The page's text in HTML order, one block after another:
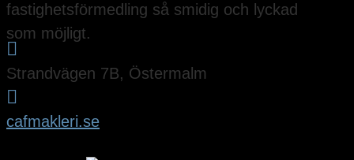
fastighetsförmedling så smidig och lyckad
som möjligt.

Strandvägen 7B, Östermalm

cafmakleri.se